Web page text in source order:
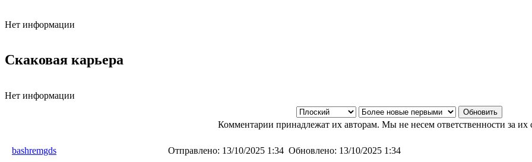
Нет информации
Скаковая карьера
Нет информации
Комментарии принадлежат их авторам. Мы не несем ответственности за их
bashremgds Отправлено: 13/10/2025 1:34 Обновлено: 13/10/2025 1:34